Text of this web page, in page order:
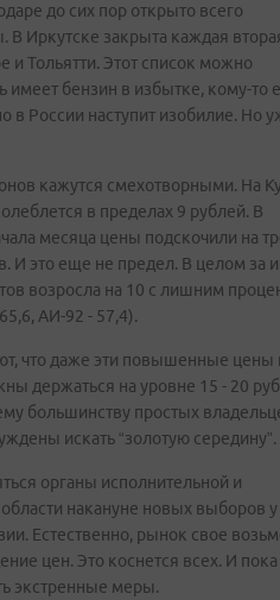
до сих пор открыто всего
Иркутске закрыта каждая
и Тольятти. Этот список можно
имеет бензин в избытке, кому-то
в России наступит изобилие. Но
кажутся смехотворными. На
в пределах 9 рублей. В
месяца цены подскочили на
И это еще не предел. В целом за
возросла на 10 с лишним
АИ-92 - 57,4).
что даже эти повышенные цены
держаться на уровне 15 - 20
большинству простых
искать “золотую середину”.
органы исполнительной и
накануне новых выборов у
Естественно, рынок свое
цен. Это коснется всех. И пока
экстренные меры.